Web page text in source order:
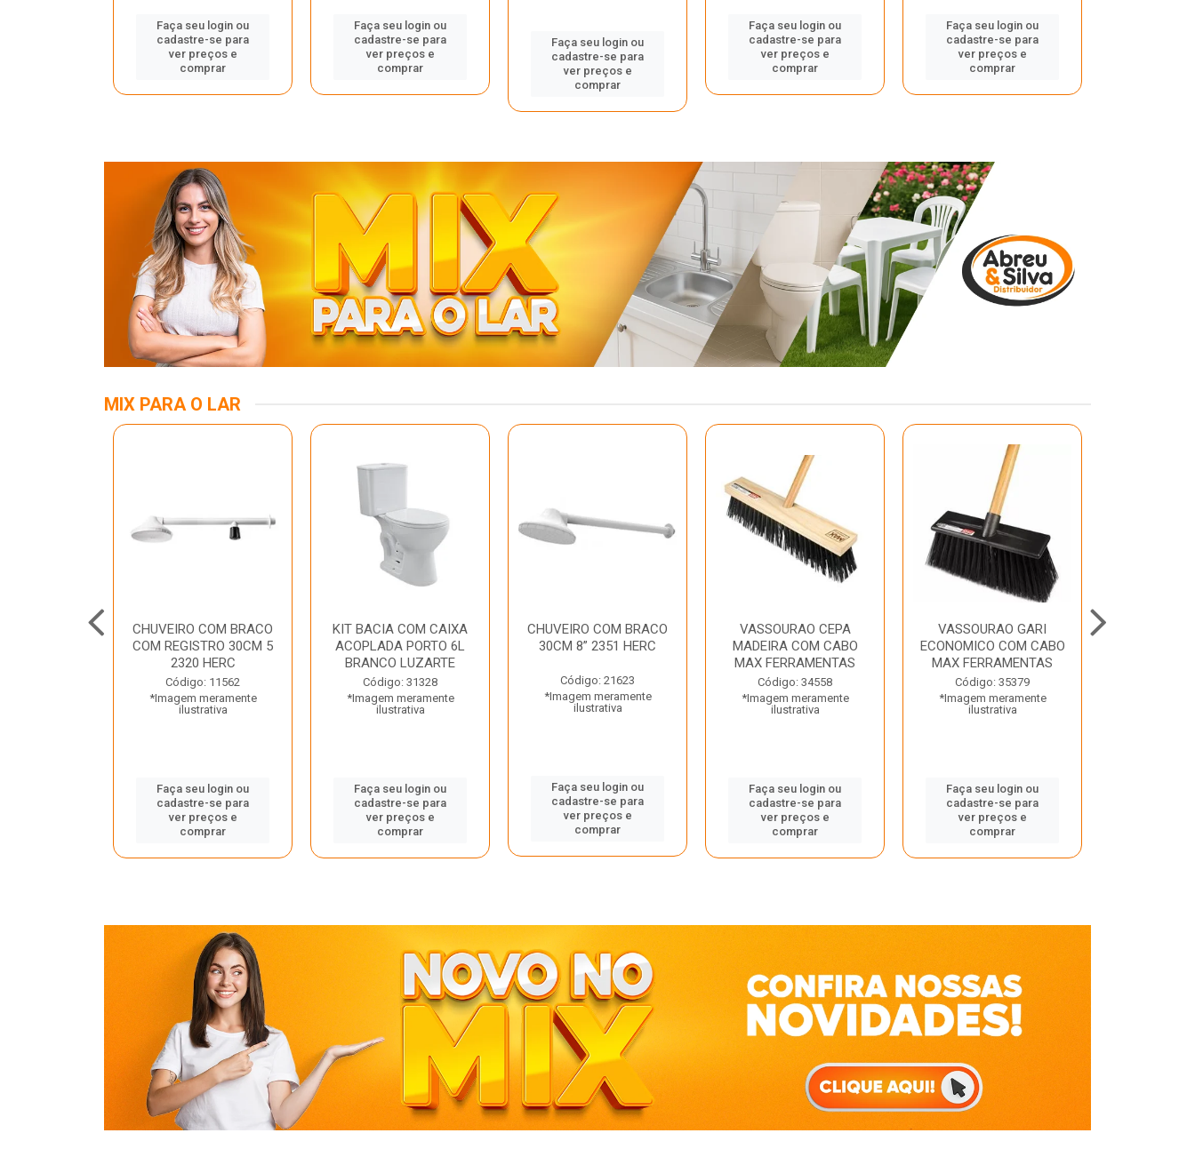
Faça seu login ou
cadastre-se para
ver preços e
comprar
Faça seu login ou
cadastre-se para
ver preços e
comprar
Faça seu login ou
cadastre-se para
ver preços e
comprar
Faça seu login ou
cadastre-se para
ver preços e
comprar
Faça seu login ou
cadastre-se para
ver preços e
comprar
MIX PARA O LAR
CHUVEIRO COM BRACO
COM REGISTRO 30CM 5
2320 HERC
Código: 11562
*Imagem meramente
ilustrativa
Faça seu login ou
cadastre-se para
ver preços e
comprar
KIT BACIA COM CAIXA
ACOPLADA PORTO 6L
BRANCO LUZARTE
Código: 31328
*Imagem meramente
ilustrativa
Faça seu login ou
cadastre-se para
ver preços e
comprar
CHUVEIRO COM BRACO
30CM 8” 2351 HERC
Código: 21623
*Imagem meramente
ilustrativa
Faça seu login ou
cadastre-se para
ver preços e
comprar
VASSOURAO CEPA
MADEIRA COM CABO
MAX FERRAMENTAS
Código: 34558
*Imagem meramente
ilustrativa
Faça seu login ou
cadastre-se para
ver preços e
comprar
VASSOURAO GARI
ECONOMICO COM CABO
MAX FERRAMENTAS
Código: 35379
*Imagem meramente
ilustrativa
Faça seu login ou
cadastre-se para
ver preços e
comprar